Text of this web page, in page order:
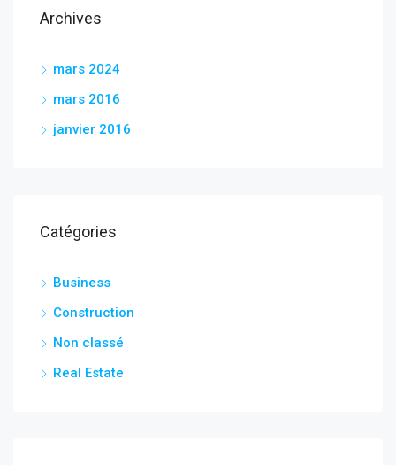
Archives
mars 2024
mars 2016
janvier 2016
Catégories
Business
Construction
Non classé
Real Estate